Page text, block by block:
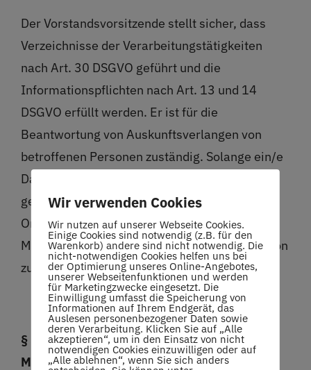
Der Vorstandsvorsitzende stellt sicher, dass
Verzeichnisse der Verarbeitungstätigkeiten
nach Art. 30 DSGVO geführt und die
Informationspflichten nach Art. 13 und 14
DSGVO erfüllt werden. Er ist für die
Beantwortung von Auskunftsverlangen von
betroffenen Personen zuständig. Solange ein/e
Datenschutzbeauftragte/r nach den
gesetzlichen Vorschriften bzw. § 8 dieser
Ordnung nicht erforderlich ist, ist die für
Medien/Datenschutz gewählte/bestellte Person
zuständig.
§ 5 Verwendung und Herausgabe von
Mitgliederdaten und –listen
Wir verwenden Cookies
Wir nutzen auf unserer Webseite Cookies.
Einige Cookies sind notwendig (z.B. für den
Warenkorb) andere sind nicht notwendig. Die
nicht-notwendigen Cookies helfen uns bei
der Optimierung unseres Online-Angebotes,
unserer Webseitenfunktionen und werden
für Marketingzwecke eingesetzt. Die
Einwilligung umfasst die Speicherung von
Informationen auf Ihrem Endgerät, das
Auslesen personenbezogener Daten sowie
deren Verarbeitung. Klicken Sie auf „Alle
akzeptieren“, um in den Einsatz von nicht
notwendigen Cookies einzuwilligen oder auf
„Alle ablehnen“, wenn Sie sich anders